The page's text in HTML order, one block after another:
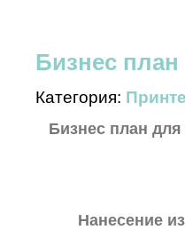
Бизнес план
Категория:
Бизнес план
Нанесение